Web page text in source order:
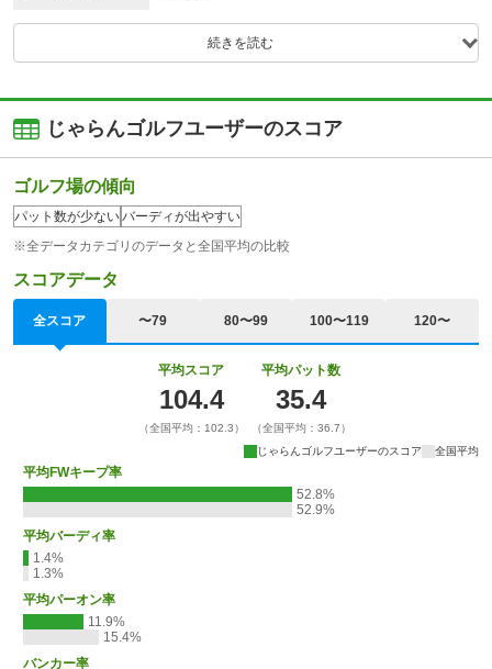
続きを読む
じゃらんゴルフユーザーのスコア
ゴルフ場の傾向
パット数が少ないバーディが出やすい
※全データカテゴリのデータと全国平均の比較
スコアデータ
全スコア 〜79 80〜99 100〜119 120〜
平均スコア
104.4
（全国平均：102.3）
平均パット数
35.4
（全国平均：36.7）
じゃらんゴルフユーザーのスコア
全国平均
平均FWキープ率
52.8%
52.9%
平均バーディ率
1.4%
1.3%
平均パーオン率
11.9%
15.4%
バンカー率